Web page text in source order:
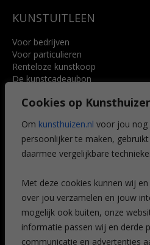
Cookies op
Om kunsthuizen.nl voor jou nog
persoonlijker te maken,
daarmee vergelijkbare
Met deze cookies kunnen wij
over jou verzamelen en jouw
mogelijk ook buiten, onze
informatie passen wij en derde
communicatie en advertenties
KUNSTUITLEEN
Voor bedrijven
Voor particulieren
Renteloze kunstkoop
De kunstcadeaubon
Voordelen
Veelgestelde vragen
CONTACT
Leiden
Amsterdam
Breda
Favorieten
Mijn art alert